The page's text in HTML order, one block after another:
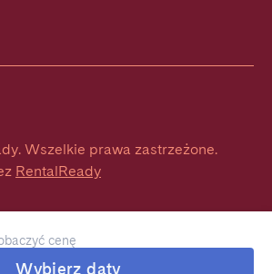
cenę
Wybierz daty
. Wszelkie prawa zastrzeżone.
RentalReady